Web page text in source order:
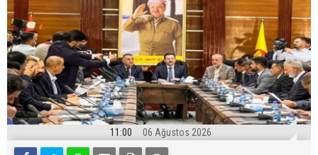
11:00 06 Ağustos 2026